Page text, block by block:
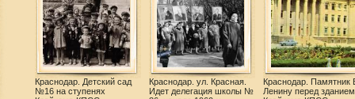
Краснодар. Детский сад
№16 на ступенях
Краснодар. ул. Красная.
Идет делегация школы №
Краснодар. Памятник
Ленину перед зданием